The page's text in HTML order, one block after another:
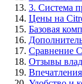
3. Система
Цены на
Базовая
Сравнение
Отзывы
Впечатления